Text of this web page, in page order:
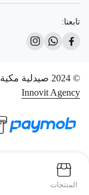
تابعنا:
© 2024 صيدلية مكية. جميع الحقوق محفوظة. تم التطوير بواسطة
Innovit Agency
المنتجات